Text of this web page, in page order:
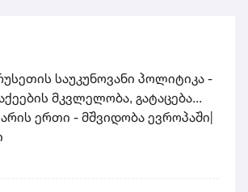
საუკუნოვანი პოლიტიკა -
მკვლელობა, გატაცება...
არის ერთი - მშვიდობა ევროპაში|